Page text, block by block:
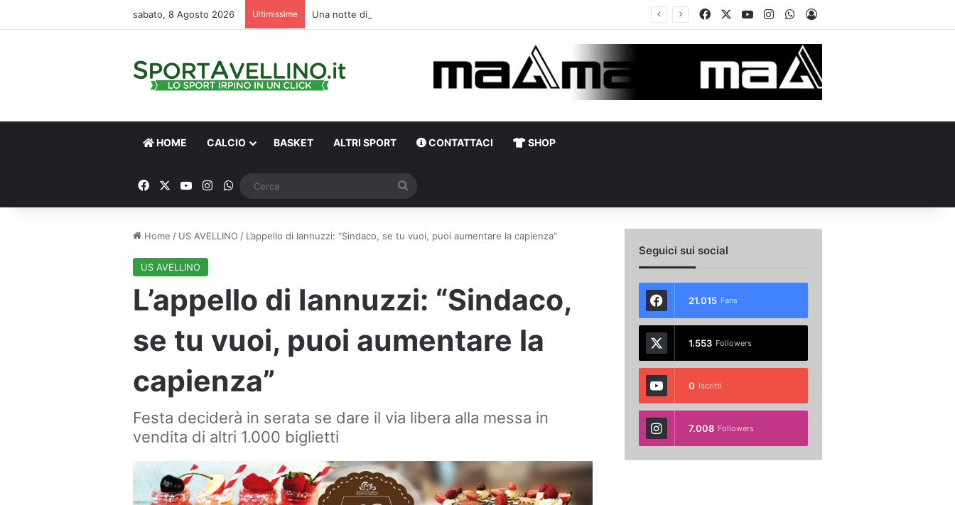
sabato, 8 Agosto 2026 Ultimissime FacebookYou TubeInstagramWhatsApp
Accedi
HOME CALCIO BASKET ALTRI SPORT CONTATTACI SHOP
FacebookYou TubeInstagram
WhatsApp
Home / US AVELLINO / L’appello di Iannuzzi: “Sindaco, se tu vuoi, puoi aumentare la capienza”
US AVELLINO
L’appello di Iannuzzi: “Sindaco,
se tu vuoi, puoi aumentare la
capienza”
Festa deciderà in serata se dare il via libera alla messa in
vendita di altri 1.000 biglietti
Seguici sui social
21.015 Fans
1.553 Followers
0 Iscritti
7.008 Followers